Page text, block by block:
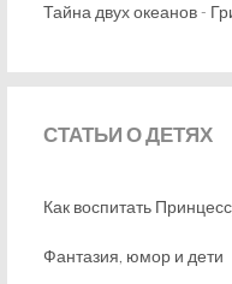
Тайна двух океанов -
СТАТЬИО ДЕТЯХ
Как воспитать
Фантазия, юмор и дети